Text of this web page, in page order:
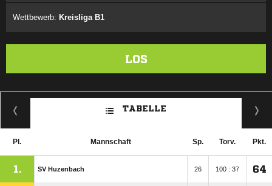
Wettbewerb: Kreisliga B1
LOS
TABELLE
Pl. Mannschaft Sp. Torv. Pkt.
1. SV Huzenbach 26 100 : 37 64